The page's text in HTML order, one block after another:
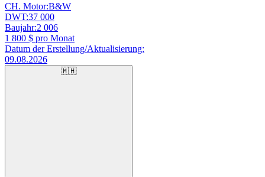
CH. Motor:B&W
DWT:37 000
Baujahr:2 006
1 800 $ pro Monat
Datum der Erstellung/Aktualisierung:
09.08.2026
🇲🇭